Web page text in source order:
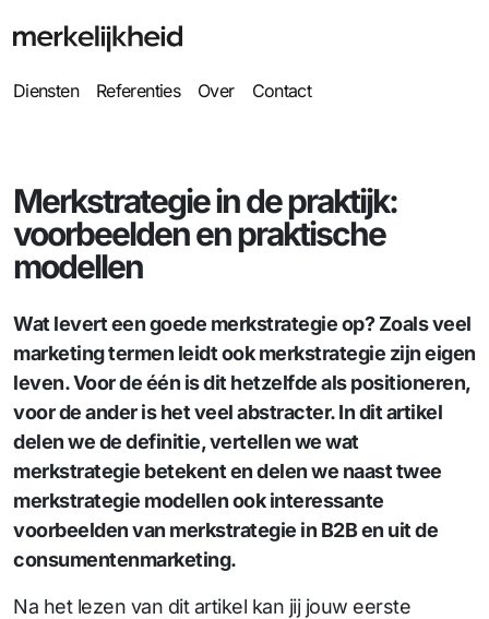
Diensten Referenties Over Contact
Merkstrategie in de praktijk:
voorbeelden en praktische
modellen
Wat levert een goede merkstrategie op? Zoals veel
marketing termen leidt ook merkstrategie zijn eigen
leven. Voor de één is dit hetzelfde als positioneren,
voor de ander is het veel abstracter. In dit artikel
delen we de definitie, vertellen we wat
merkstrategie betekent en delen we naast twee
merkstrategie modellen ook interessante
voorbeelden van merkstrategie in B2B en uit de
consumentenmarketing.
Na het lezen van dit artikel kan jij jouw eerste